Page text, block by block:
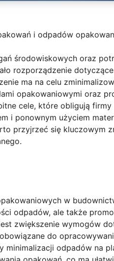
i odpadów
środowiskowych oraz
rozporządzenie
ma na celu
opakowaniowymi oraz
cele, które obligują
i ponownym użyciem
przyjrzeć się kluczowym
w
odpadów, ale także
zwiększenie wymogów
do
odpadów na